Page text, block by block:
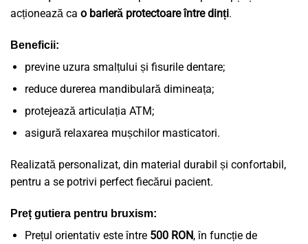
acționează ca o barieră protectoare între dinți.
Beneficii:
previne uzura smalțului și fisurile dentare;
reduce durerea mandibulară dimineața;
protejează articulația ATM;
asigură relaxarea mușchilor masticatori.
Realizată personalizat, din material durabil și confortabil,
pentru a se potrivi perfect fiecărui pacient.
Preț gutiera pentru bruxism:
Prețul orientativ este între 500 RON, în funcție de